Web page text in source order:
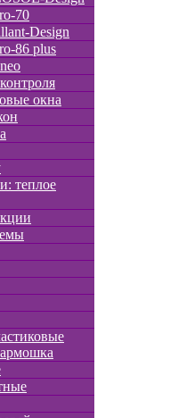
70
Design
86 plus
окна
теплое